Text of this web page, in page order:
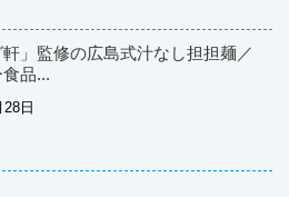
軒」監修の広島式汁なし担担麺／
品...
日